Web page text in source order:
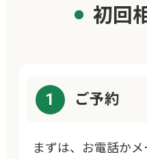
初回
1 ご予約
まずは、お電話か